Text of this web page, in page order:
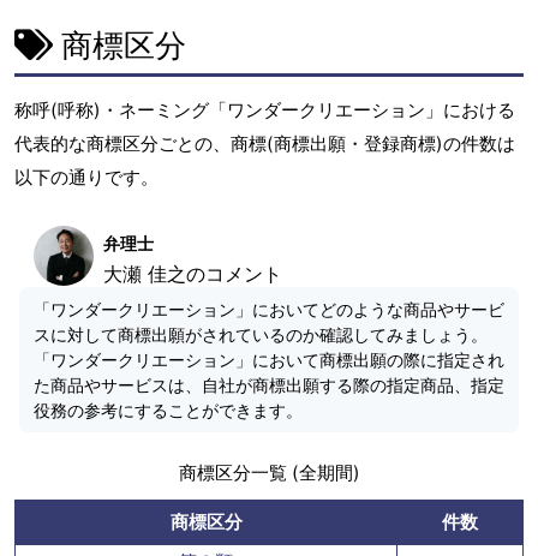
商標区分
称呼(呼称)・ネーミング「ワンダークリエーション」における
代表的な商標区分ごとの、商標(商標出願・登録商標)の件数は
以下の通りです。
弁理士
大瀬 佳之のコメント
「ワンダークリエーション」においてどのような商品やサービ
スに対して商標出願がされているのか確認してみましょう。
「ワンダークリエーション」において商標出願の際に指定され
た商品やサービスは、自社が商標出願する際の指定商品、指定
役務の参考にすることができます。
商標区分一覧 (全期間)
商標区分
件数